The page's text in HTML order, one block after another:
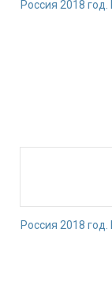
Россия 2018
Россия 2018